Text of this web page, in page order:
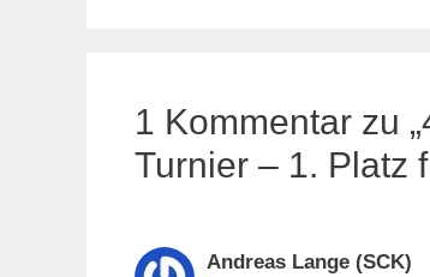
1 Kommentar zu
Turnier – 1. Platz
Andreas Lange (SCK)